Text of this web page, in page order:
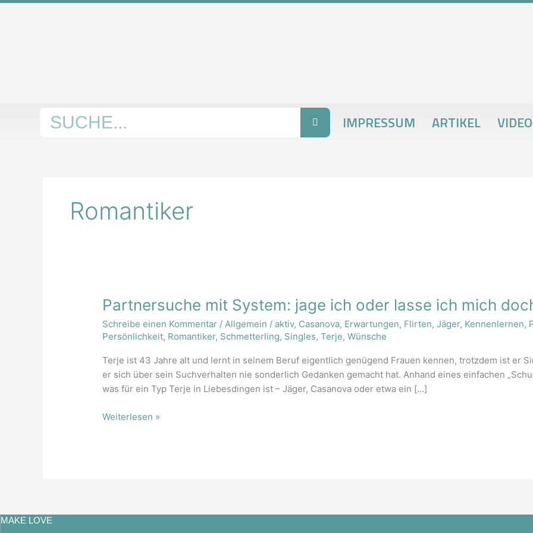
Zum
IMPRESSUM ARTIKEL
Romantiker
Partnersuche mit System: jage ich oder lasse ich mich
Schreibe einen Kommentar /Allgemein /aktiv, Casanova, Erwartungen, Flirten,Jäger, Kennenlernen,
Persönlichkeit, Romantiker, Schmetterling, Singles,Terje,Wünsche
Terje ist 43 Jahre alt und lernt in seinem Beruf eigentlich genügend Frauen kennen, trotzdem ist er
er sich über sein Suchverhalten nie sonderlich Gedanken gemacht hat. Anhand eines einfachen
was für ein Typ Terje in Liebesdingen ist – Jäger, Casanova oder etwa ein […]
Partnersuche
System:
ich
oder
lasse
mich
Weiterlesen »
MAKE LOVE